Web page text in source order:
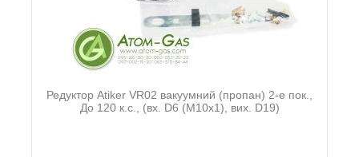
Редуктор Atiker VR02 вакуумний (пропан) 2-е пок.,
До 120 к.с., (вх. D6 (M10x1), вих. D19)